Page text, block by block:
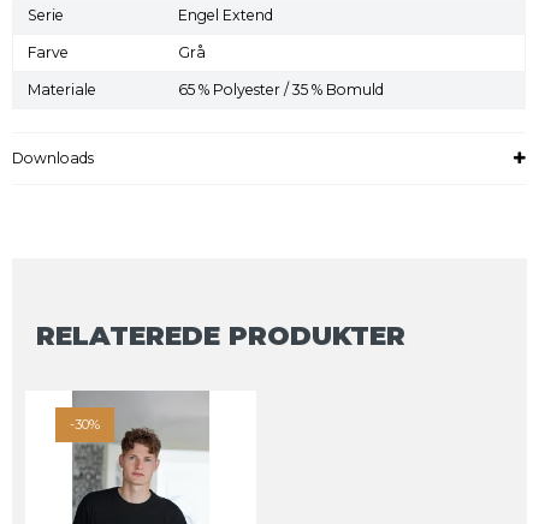
Serie Engel Extend
Farve Grå
Materiale 65 % Polyester / 35 % Bomuld
Downloads
RELATEREDE PRODUKTER
-30%